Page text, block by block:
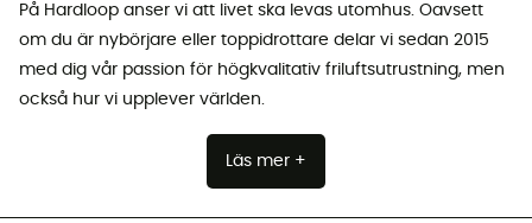
På Hardloop anser vi att livet ska levas utomhus. Oavsett
om du är nybörjare eller toppidrottare delar vi sedan 2015
med dig vår passion för högkvalitativ friluftsutrustning, men
också hur vi upplever världen.
Läs mer +